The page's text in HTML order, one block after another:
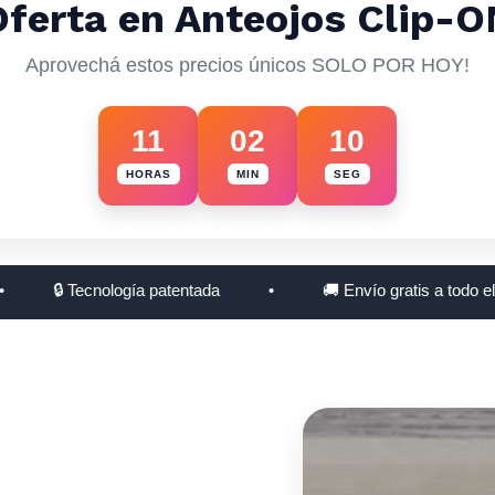
en Anteojos Clip-
Aprovechá estos precios únicos SOLO POR HOY!
11
HORAS
02
MIN
07
SEG
🔒 Tecnología patentada 🚚 Envío gratis a todo el país